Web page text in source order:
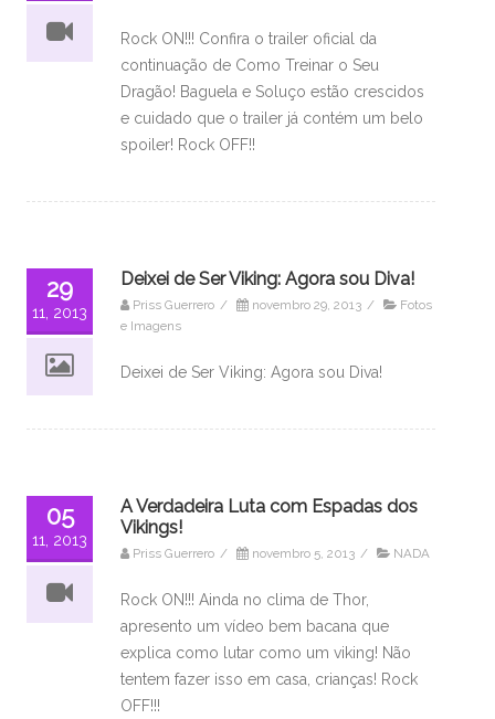
Rock ON!!! Confira o trailer oficial da
continuação de Como Treinar o Seu
Dragão! Baguela e Soluço estão crescidos
e cuidado que o trailer já contém um belo
spoiler! Rock OFF!!
29
11, 2013
Deixei de Ser Viking: Agora sou Diva!
Priss Guerrero / novembro 29, 2013 /
Fotos
e Imagens
Deixei de Ser Viking: Agora sou Diva!
05
11, 2013
A Verdadeira Luta com Espadas dos
Vikings!
Priss Guerrero / novembro 5, 2013 / NADA
Rock ON!!! Ainda no clima de Thor,
apresento um vídeo bem bacana que
explica como lutar como um viking! Não
tentem fazer isso em casa, crianças! Rock
OFF!!!